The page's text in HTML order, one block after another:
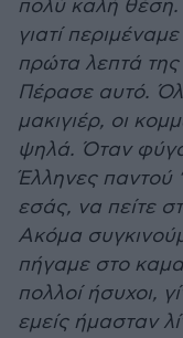
πολύ καλή θέση.
γιατί
πρώτα λεπτά
Πέρασε αυτό.
μακιγιέρ, οι
ψηλά. Όταν
Έλληνες παντού
εσάς, να πείτε
Ακόμα
πήγαμε στο
πολλοί ήσυχοι,
εμείς ήμασταν